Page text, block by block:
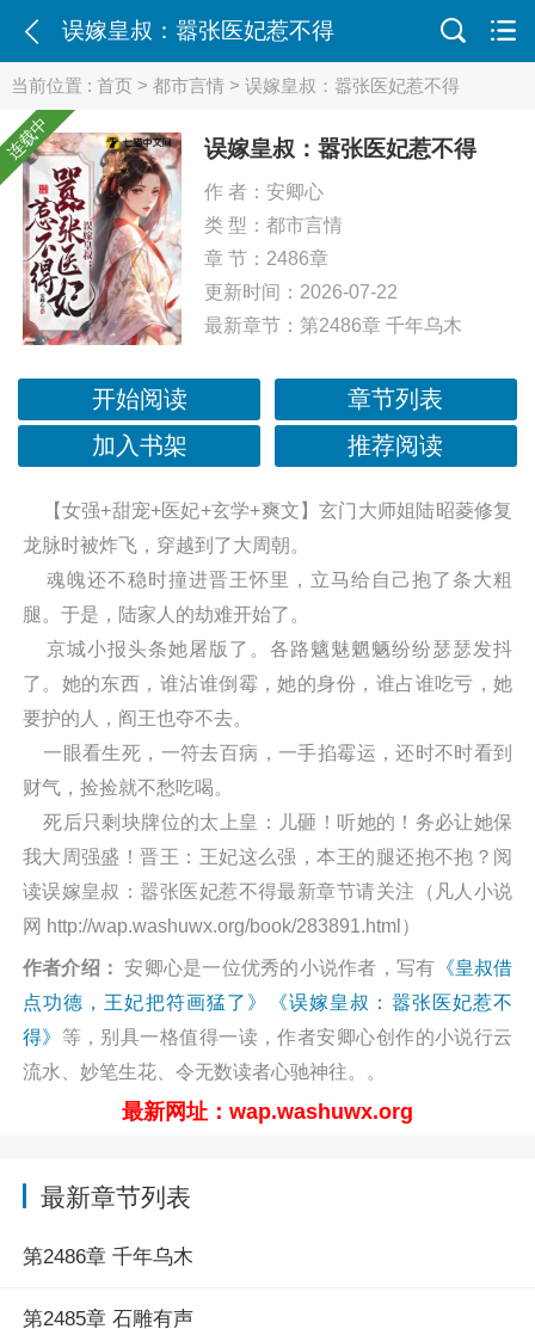
误嫁皇叔：嚣张医妃惹不得
当前位置 :首页 >都市言情 > 误嫁皇叔：嚣张医妃惹不得
连载中 误嫁皇叔：嚣张医妃惹不得
作 者： 安卿心
类 型： 都市言情
章 节：2486章
更新时间：2026-07-22
最新章节： 第2486章 千年乌木
开始阅读
章节列表
加入书架
推荐阅读
【女强+甜宠+医妃+玄学+爽文】玄门大师姐陆昭菱修复
龙脉时被炸飞，穿越到了大周朝。
魂魄还不稳时撞进晋王怀里，立马给自己抱了条大粗
腿。于是，陆家人的劫难开始了。
京城小报头条她屠版了。各路魑魅魍魉纷纷瑟瑟发抖
了。她的东西，谁沾谁倒霉，她的身份，谁占谁吃亏，她
要护的人，阎王也夺不去。
一眼看生死，一符去百病，一手掐霉运，还时不时看到
财气，捡捡就不愁吃喝。
死后只剩块牌位的太上皇：儿砸！听她的！务必让她保
我大周强盛！晋王：王妃这么强，本王的腿还抱不抱？阅
读误嫁皇叔：嚣张医妃惹不得最新章节请关注（凡人小说
网 http://wap.washuwx.org/book/283891.html）
作者介绍： 安卿心是一位优秀的小说作者，写有 《皇叔借
点功德，王妃把符画猛了》
《误嫁皇叔：嚣张医妃惹不
得》 等，别具一格值得一读，作者安卿心创作的小说行云
流水、妙笔生花、令无数读者心驰神往。。
最新网址：wap.washuwx.org
最新章节列表
第2486章 千年乌木
第2485章 石雕有声